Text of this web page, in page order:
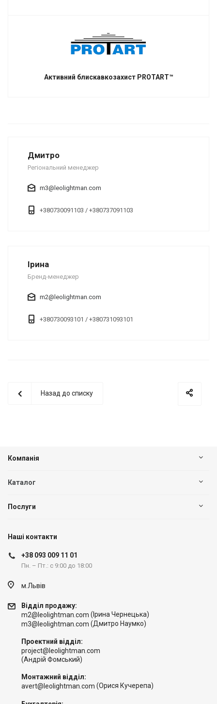
Активний блискавкозахист PROTART™
Дмитро
Регіональний менеджер
m3@leolightman.com
+380730091103 / +380737091103
Ірина
Бренд-менеджер
m2@leolightman.com
+380730093101 / +380731093101
Назад до списку
Компанія
Каталог
Послуги
Наші контакти
+38 093 009 11 01
Пн. – Пт.: с 9:00 до 18:00
м.Львів
Відділ продажу:
m2@leolightman.com (Ірина Чернецька)
m3@leolightman.com (Дмитро Наумко)
Проектний відділ:
project@leolightman.com
(Андрій Фомський)
Монтажний відділ:
avert@leolightman.com (Орися Кучерепа)